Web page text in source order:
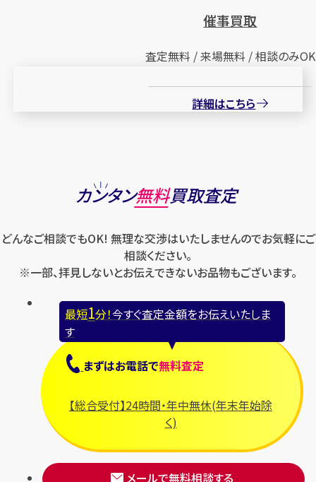
催事買取
査定無料 / 来場無料 / 相談のみOK
詳細はこちら
カンタン無料買取査定
どんなご相談でもOK! 無理な交渉はいたしませんのでお気軽にご
相談ください。
※一部、拝見しないとお伝えできないお品物もございます。
最短1分！今すぐ査定金額をお伝えいたしま
す
まずはお電話で無料査定
【総合受付】24時間・年中無休(年末年始除
く)
メールで無料相談する